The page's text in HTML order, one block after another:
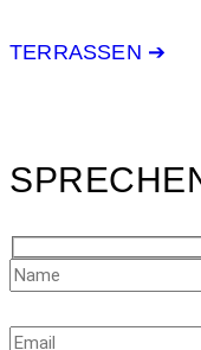
TERRASSEN ➔